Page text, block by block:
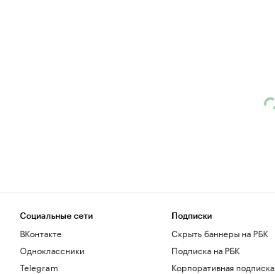
Социальные сети
ВКонтакте
Одноклассники
Telegram
Подписки
Скрыть баннеры на РБК
Подписка на РБК
Корпоративная подписка